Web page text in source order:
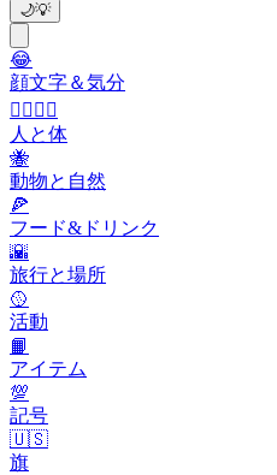
🌙💡
😂
顔文字＆気分
👩‍❤️‍💋‍👨
人と体
🐝
動物と自然
🍕
フード&ドリンク
🌇
旅行と場所
🥎
活動
📙
アイテム
💯
記号
🇺🇸
旗